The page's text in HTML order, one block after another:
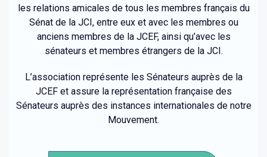
les relations amicales de tous les membres français du
Sénat de la JCI, entre eux et avec les membres ou
anciens membres de la JCEF, ainsi qu’avec les
sénateurs et membres étrangers de la JCI.
L’association représente les Sénateurs auprès de la
JCEF et assure la représentation française des
Sénateurs auprès des instances internationales de notre
Mouvement.